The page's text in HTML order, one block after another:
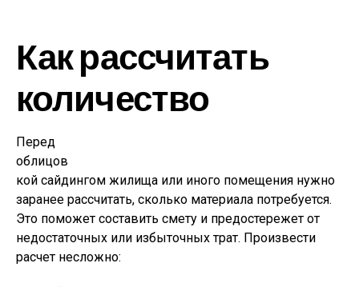
Как рассчитать
количество
Перед
облицов
кой сайдингом жилища или иного помещения нужно
заранее рассчитать, сколько материала потребуется.
Это поможет составить смету и предостережет от
недостаточных или избыточных трат. Произвести
расчет несложно: